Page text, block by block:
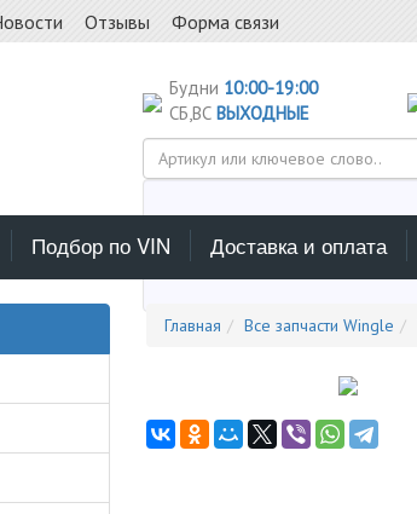
Отзывы Форма связи
Будни 10:00-19:00
СБ,ВС ВЫХОДНЫЕ
Выберите каталог поиска
Подбор по VIN Доставка и оплата
Главная Все запчасти Wingle